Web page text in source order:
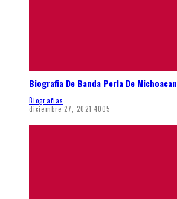
Biografia De Banda Perla De Michoacan
Biografias
diciembre 27, 2021 4005